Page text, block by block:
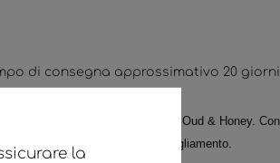
di consegna approssimativo 20
tessuti LaMystique alla fragranza Oud & Honey.
a ogni stanza e ai capi d'abbigliamento.
la